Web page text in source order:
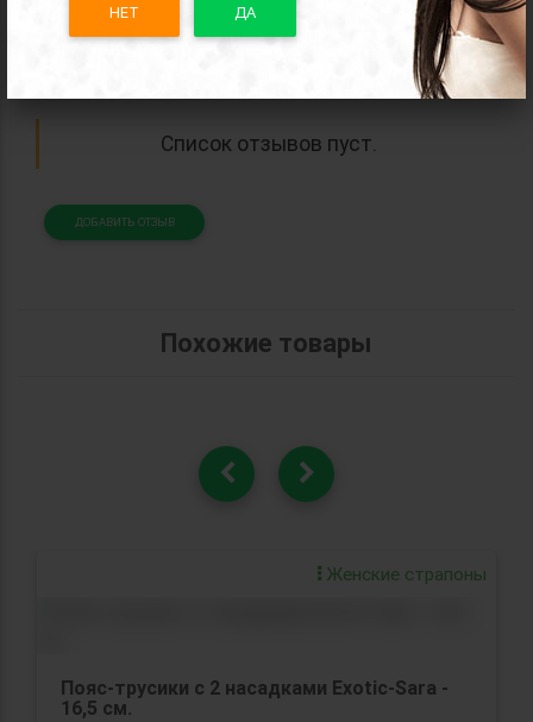
НЕТ ДА
Отзывы о Оковы на ноги из материала
Список отзывов пуст.
ДОБАВИТЬ ОТЗЫВ
Похожие товары
Женские страпоны
Пояс-трусики с 2 насадками Exotic-Sara -
16,5 см.